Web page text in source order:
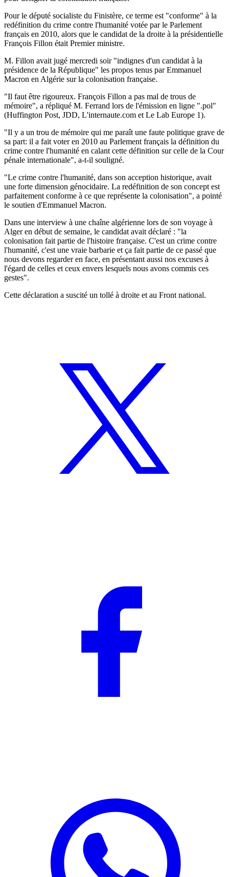
Pour le député socialiste du Finistère, ce terme est "conforme" à la
redéfinition du crime contre l'humanité votée par le Parlement
français en 2010, alors que le candidat de la droite à la présidentielle
François Fillon était Premier ministre.
M. Fillon avait jugé mercredi soir "indignes d'un candidat à la
présidence de la République" les propos tenus par Emmanuel
Macron en Algérie sur la colonisation française.
"Il faut être rigoureux. François Fillon a pas mal de trous de
mémoire", a répliqué M. Ferrand lors de l'émission en ligne ".pol"
(Huffington Post, JDD, L'internaute.com et Le Lab Europe 1).
"Il y a un trou de mémoire qui me paraît une faute politique grave de
sa part: il a fait voter en 2010 au Parlement français la définition du
crime contre l'humanité en calant cette définition sur celle de la Cour
pénale internationale", a-t-il souligné.
"Le crime contre l'humanité, dans son acception historique, avait
une forte dimension génocidaire. La redéfinition de son concept est
parfaitement conforme à ce que représente la colonisation", a pointé
le soutien d'Emmanuel Macron.
Dans une interview à une chaîne algérienne lors de son voyage à
Alger en début de semaine, le candidat avait déclaré : "la
colonisation fait partie de l'histoire française. C'est un crime contre
l'humanité, c'est une vraie barbarie et ça fait partie de ce passé que
nous devons regarder en face, en présentant aussi nos excuses à
l'égard de celles et ceux envers lesquels nous avons commis ces
gestes".
Cette déclaration a suscité un tollé à droite et au Front national.